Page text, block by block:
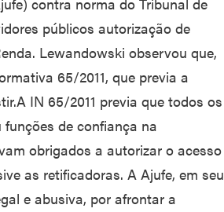
públicos autorização de
Lewandowski observou que,
65/2011, que previa a
IN 65/2011 previa que todos os
de confiança na
obrigados a autorizar o acesso
as retificadoras. A Ajufe, em seu
e abusiva, por afrontar a